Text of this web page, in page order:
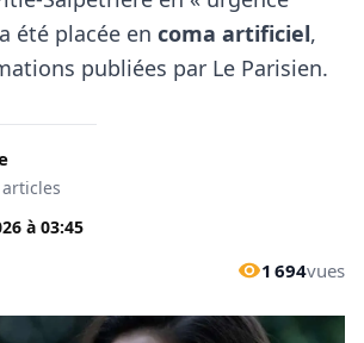
été placée en coma artificiel,
publiées par Le Parisien.
à 03:45
1 694vues